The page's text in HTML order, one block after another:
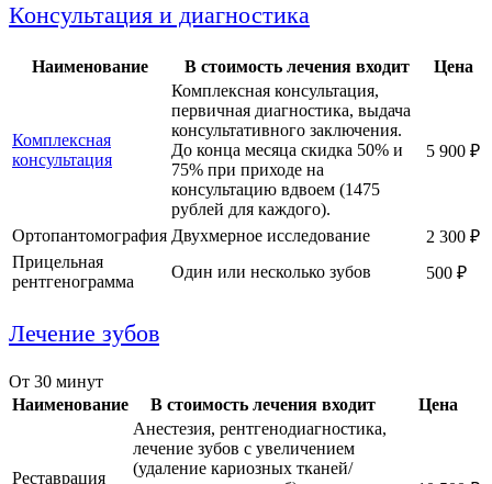
Консультация и диагностика
Наименование В стоимость лечения входит Цена
Комплексная
консультация
Комплексная консультация,
первичная диагностика, выдача
консультативного заключения.
До конца месяца скидка 50% и
75% при приходе на
консультацию вдвоем (1475
рублей для каждого).
5 900 ₽
Ортопантомография Двухмерное исследование
2 300 ₽
Прицельная
рентгенограмма
Один или несколько зубов 500 ₽
Лечение зубов
От 30 минут
Наименование
В стоимость лечения входит Цена
Реставрация
Анестезия, рентгенодиагностика,
лечение зубов с увеличением
(удаление кариозных тканей/